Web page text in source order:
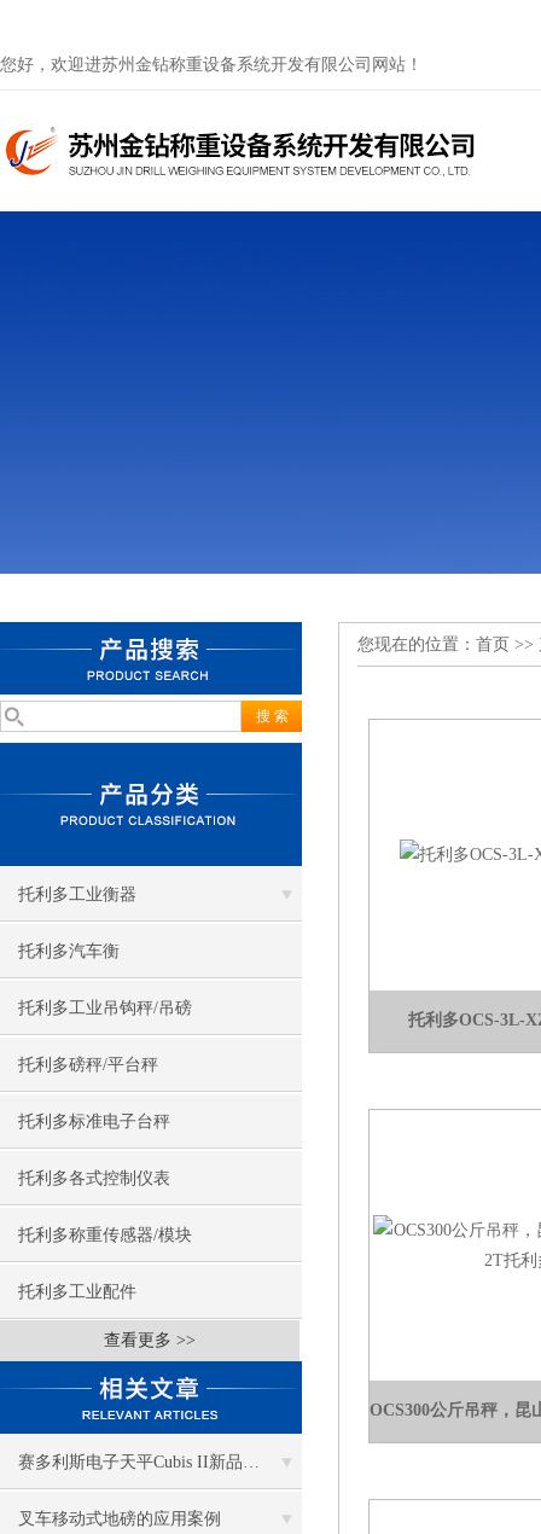
您好，欢迎进苏州金钻称重设备系统开发有限公司网站！
托利多工业衡器
托利多汽车衡
托利多工业吊钩秤/吊磅
托利多磅秤/平台秤
托利多标准电子台秤
托利多各式控制仪表
托利多称重传感器/模块
托利多工业配件
查看更多 >>
赛多利斯电子天平Cubis II新品上市带给我们哪些新体验
叉车移动式地磅的应用案例
您现在的位置： 首页 >>
托利多OCS-3L-